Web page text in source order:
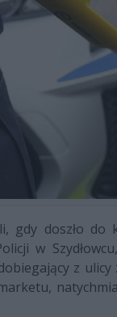
gdy doszło
w
z ulicy